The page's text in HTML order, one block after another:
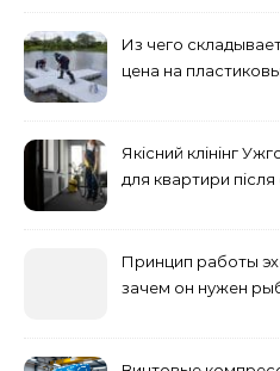
Из чего
цена на
Якісний клінінг
для квартири після
Принцип работы
зачем он нужен